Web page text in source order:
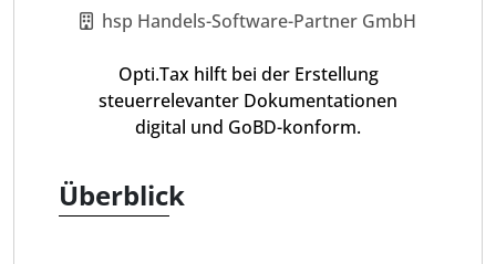
hsp Handels-Software-Partner GmbH
Opti.Tax hilft bei der Erstellung
steuerrelevanter Dokumentationen
digital und GoBD-konform.
Überblick